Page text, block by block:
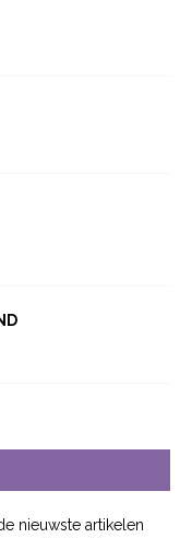
nieuwste artikelen